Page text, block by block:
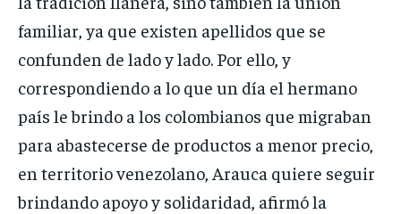
familiar, ya que existen apellidos que se
confunden de lado y lado. Por ello, y
correspondiendo a lo que un día el hermano
país le brindo a los colombianos que migraban
para abastecerse de productos a menor precio,
en territorio venezolano, Arauca quiere seguir
brindando apoyo y solidaridad, afirmó la